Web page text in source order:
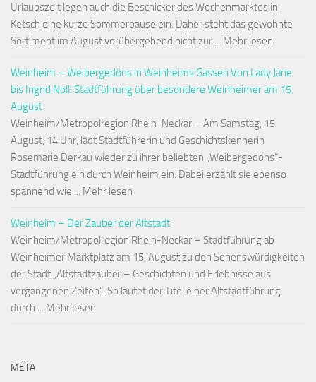
Urlaubszeit legen auch die Beschicker des Wochenmarktes in
Ketsch eine kurze Sommerpause ein. Daher steht das gewohnte
Sortiment im August vorübergehend nicht zur ... Mehr lesen
Weinheim – Weibergedöns in Weinheims Gassen Von Lady Jane
bis Ingrid Noll: Stadtführung über besondere Weinheimer am 15.
August
Weinheim/Metropolregion Rhein-Neckar – Am Samstag, 15.
August, 14 Uhr, lädt Stadtführerin und Geschichtskennerin
Rosemarie Derkau wieder zu ihrer beliebten „Weibergedöns“-
Stadtführung ein durch Weinheim ein. Dabei erzählt sie ebenso
spannend wie ... Mehr lesen
Weinheim – Der Zauber der Altstadt
Weinheim/Metropolregion Rhein-Neckar – Stadtführung ab
Weinheimer Marktplatz am 15. August zu den Sehenswürdigkeiten
der Stadt „Altstadtzauber – Geschichten und Erlebnisse aus
vergangenen Zeiten“. So lautet der Titel einer Altstadtführung
durch ... Mehr lesen
META